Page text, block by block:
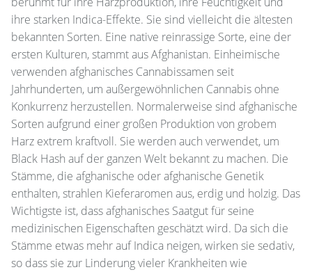
ihre starken Indica-Effekte. Sie sind vielleicht die ältesten
bekannten Sorten. Eine native reinrassige Sorte, eine der
ersten Kulturen, stammt aus Afghanistan. Einheimische
verwenden afghanisches Cannabissamen seit
Jahrhunderten, um außergewöhnlichen Cannabis ohne
Konkurrenz herzustellen. Normalerweise sind afghanische
Sorten aufgrund einer großen Produktion von grobem
Harz extrem kraftvoll. Sie werden auch verwendet, um
Black Hash auf der ganzen Welt bekannt zu machen. Die
Stämme, die afghanische oder afghanische Genetik
enthalten, strahlen Kieferaromen aus, erdig und holzig. Das
Wichtigste ist, dass afghanisches Saatgut für seine
medizinischen Eigenschaften geschätzt wird. Da sich die
Stämme etwas mehr auf Indica neigen, wirken sie sedativ,
so dass sie zur Linderung vieler Krankheiten wie